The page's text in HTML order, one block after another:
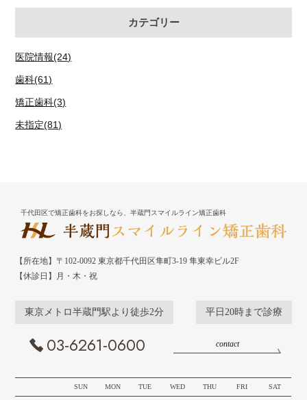
カテゴリー
医院情報(24)
歯科(61)
矯正歯科(3)
未指定(81)
千代田区で矯正歯科をお探しなら、半蔵門スマイルライン矯正歯科
【所在地】〒102-0092 東京都千代田区隼町3-19 隼東幸ビル2F
【休診日】月・木・祝
東京メトロ半蔵門駅より徒歩2分 平日20時まで診療
03-6261-0600 contact
SUN MON TUE WED THU FRI SAT